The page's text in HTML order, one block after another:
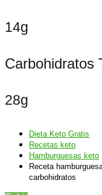
14g
Carbohidratos
28g
Dieta Keto Gratis
Recetas keto
Hamburguesas keto
Receta
carbohidratos